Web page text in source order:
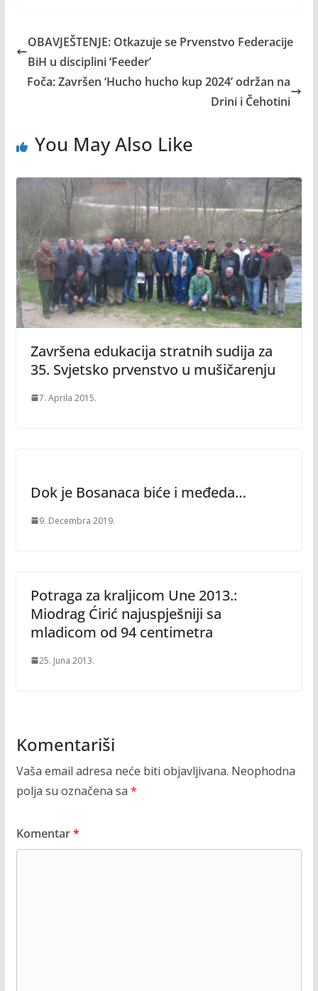
OBAVJEŠTENJE: Otkazuje se Prvenstvo Federacije
BiH u disciplini ‘Feeder’
Foča: Završen ‘Hucho hucho kup 2024’ održan na
Drini i Čehotini
You May Also Like
Završena edukacija stratnih sudija za
35. Svjetsko prvenstvo u mušičarenju
7. Aprila 2015.
Dok je Bosanaca biće i međeda…
9. Decembra 2019.
Potraga za kraljicom Une 2013.:
Miodrag Ćirić najuspješniji sa
mladicom od 94 centimetra
25. Juna 2013.
Komentariši
Vaša email adresa neće biti objavljivana. Neophodna
polja su označena sa *
Komentar*